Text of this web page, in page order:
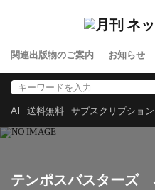
関連出版物のご案内 お知らせ
AI 送料無料 サブスクリプション
テンポスバスターズ